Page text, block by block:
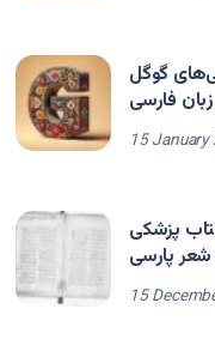
گوگل
زبان فارسی
15
پزشکی
شعر پارسی
15